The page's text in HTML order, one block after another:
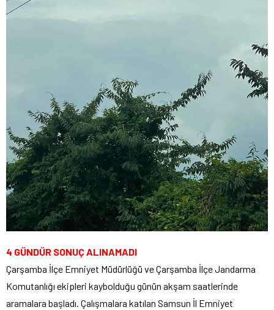
4 GÜNDÜR SONUÇ ALINAMADI
Çarşamba İlçe Emniyet Müdürlüğü ve Çarşamba İlçe Jandarma
Komutanlığı ekipleri kaybolduğu günün akşam saatlerinde
aramalara başladı. Çalışmalara katılan Samsun İl Emniyet